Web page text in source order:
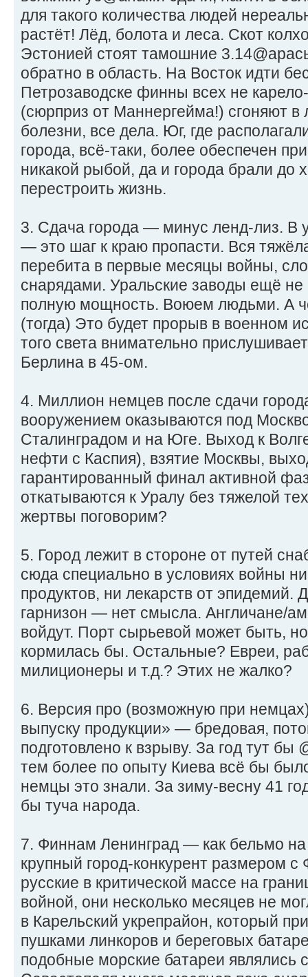
для такого количества людей
растёт! Лёд, болота и леса. Скот
Эстонией стоят тамошние
обратно в область. На Восток идти
Петрозаводске финны всех не
(сюрприз от Маннергейма!) сгоняют в
болезни, все дела. Юг, где
города, всё-таки, более обеспечен
никакой рыбой, да и города брали до
перестроить жизнь.
3. Сдача города — минус ленд-лиз. В
— это шаг к краю пропасти. Вся
перебита в первые месяцы войны,
снарядами. Уральские заводы ещё не
полную мощность. Воюем людьми. А
(тогда) Это будет прорыв в военном
того света внимательно
Берлина в 45-ом.
4. Миллион немцев после сдачи
вооружением оказываются под
Сталинградом и на Юге. Выход к
нефти с Каспия), взятие Москвы,
гарантированный финал активной
откатываются к Уралу без тяжелой
жертвы поговорим?
5. Город лежит в стороне от путей
сюда специально в условиях войны
продуктов, ни лекарств от эпидемий.
гарнизон — нет смысла. Англичане/
войдут. Порт сырьевой может быть,
кормилась бы. Остальные? Евреи,
милиционеры и т.д.? Этих не жалко?
6. Версия про (возможную при
выпуску продукции» — бредовая,
подготовлено к взрыву. За год тут бы
тем более по опыту Киева всё бы
немцы это знали. За зиму-весну 41
бы туча народа.
7. Финнам Ленинград — как бельмо
крупный город-конкурент размером
русские в критической массе на
войной, они несколько месяцев не
в Карельский укрепрайон, который
пушками линкоров и береговых
подобные морские батареи являлись